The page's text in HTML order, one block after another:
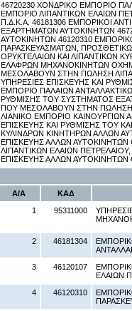
46720230 ΧΟΝΔΡΙΚΟ ΕΜΠΟΡΙΟ
ΕΜΠΟΡΙΟ ΛΙΠΑΝΤΙΚΩΝ ΕΛΑΙΩΝ
Π.Δ.Κ.Α. 46181306 ΕΜΠΟΡΙΚΟΙ
ΕΞΑΡΤΗΜΑΤΩΝ ΑΥΤΟΚΙΝΗΤΩΝ
ΑΥΤΟΚΙΝΗΤΩΝ 46120310
ΠΑΡΑΣΚΕΥΑΣΜΑΤΩΝ,
ΟΡΥΚΤΕΛΑΙΩΝ ΚΑΙ ΛΙΠΑΝΤΙΚΩΝ
ΕΛΑΦΡΩΝ ΜΗΧΑΝΟΚΙΝΗΤΩΝ
ΜΕΣΟΛΑΒΟΥΝ ΣΤΗΝ ΠΩΛΗΣΗ
ΥΠΗΡΕΣΙΕΣ ΕΠΙΣΚΕΥΗΣ ΚΑΙ
ΕΜΠΟΡΙΟ ΠΑΛΑΙΩΝ
ΡΥΘΜΙΣΗΣ ΤΟΥ ΣΥΣΤΗΜΑΤΟΣ
ΠΟΥ ΜΕΣΟΛΑΒΟΥΝ ΣΤΗΝ ΠΩΛΗΣΗ
ΛΙΑΝΙΚΟ ΕΜΠΟΡΙΟ ΚΑΙΝΟΥΡΓΙΩΝ
ΕΠΙΣΚΕΥΗΣ ΚΑΙ ΡΥΘΜΙΣΗΣ ΤΟΥ
ΚΥΛΙΝΔΡΩΝ ΚΙΝΗΤΗΡΩΝ ΑΛΛΩΝ
ΕΠΙΣΚΕΥΗΣ ΑΛΛΩΝ ΑΥΤΟΚΙΝΗΤΩΝ
ΛΙΠΑΝΤΙΚΩΝ ΕΛΑΙΩΝ
ΕΠΙΣΚΕΥΗΣ ΑΛΛΩΝ ΑΥΤΟΚΙΝΗΤΩΝ
Α/Α
ΚΑΔ
1
95311000
2 46181304
3
46120107
ΕΛΑΙΩΝ
4
46120310